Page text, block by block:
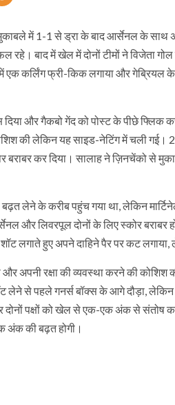
में 1-1 से ड्रा के बाद आर्सेनल के
बाद में खेल में दोनों टीमों ने विजेता
में एक कर्लिंग फ्री-किक लगाया और
और गैकबो गेंद को पोस्ट के पीछे
की लेकिन यह साइड-नेटिंग में चली
बराबर कर दिया। सालाह ने ज़िनचेंको से
लेने के करीब पहुंच गया था, लेकिन
और लिवरपूल दोनों के लिए स्कोर
लगाते हुए अपने दाहिने पैर पर कट लगाया,
अपनी रक्षा की व्यवस्था करने की
लेने से पहले गनर्स बॉक्स के आगे दौड़ा,
पक्षों को खेल से एक-एक अंक से संतोष
अंक की बढ़त होगी।